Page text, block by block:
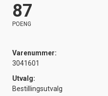
87
POENG
Varenummer:
3041601
Utvalg:
Bestillingsutvalg